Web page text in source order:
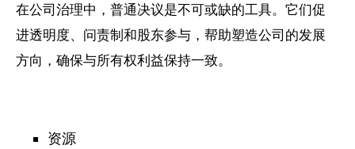
在公司治理中，普通决议是不可或缺的工具。它们促
进透明度、问责制和股东参与，帮助塑造公司的发展
方向，确保与所有权利益保持一致。
资源